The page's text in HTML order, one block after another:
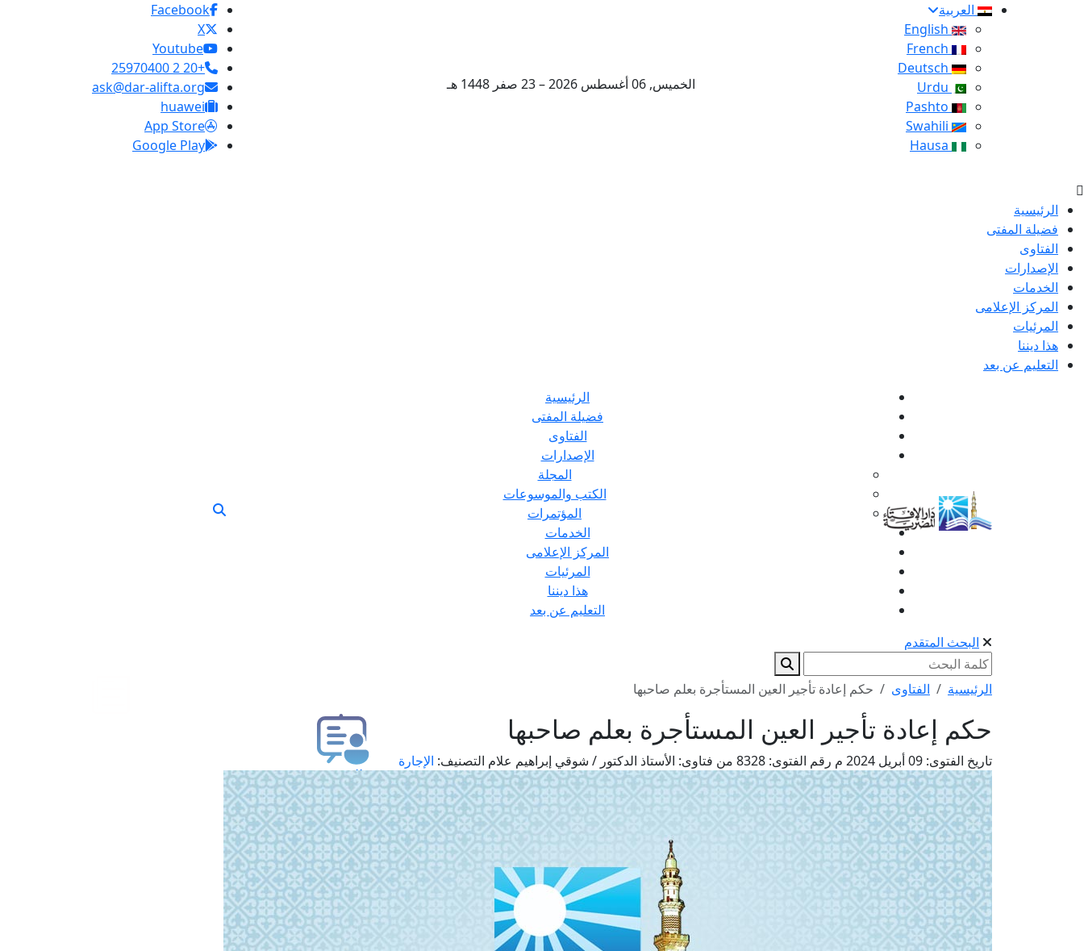
العربية
الخميس, 06 أغسطس 2026 – 23 صفر 1448 هـ
Facebook
X
Youtube
+20 2 25970400
ask@dar-alifta.org
huawei
App Store
Google Play
الرئيسية
فضيلة المفتى
الفتاوى
الإصدارات
الخدمات
المركز الإعلامى
المرئيات
هذا ديننا
التعليم عن بعد
الرئيسية
فضيلة المفتى
الفتاوى
الإصدارات
المجلة
الكتب والموسوعات
المؤتمرات
الخدمات
المركز الإعلامى
المرئيات
هذا ديننا
التعليم عن بعد
البحث المتقدم
الرئيسية الفتاوى حكم إعادة تأجير العين المستأجرة بعلم صاحبها
حكم إعادة تأجير العين المستأجرة بعلم صاحبها
تاريخ الفتوى: رقم الفتوى: من فتاوى: الأستاذ الدكتور / شوقي إبراهيم علام التصنيف: الإجارة
طلب فتوى
استعلام عن فتوى
حجز موعد